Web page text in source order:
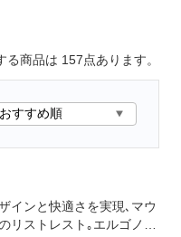
る商品は 157点あります。
インと快適さを実現､マウ
リストレスト｡エルゴノミ